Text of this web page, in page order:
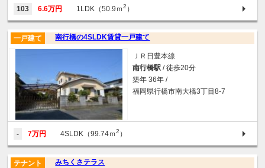
103 6.6万円 1LDK（50.9ｍ2 ）
南行橋の4SLDK賃貸一戸建て
一戸建て
ＪＲ日豊本線
南行橋駅 / 徒歩20分
築年 36年 /
福岡県行橋市南大橋3丁目8-7
- 7万円 4SLDK（99.74ｍ2 ）
みちくさテラス
テナント